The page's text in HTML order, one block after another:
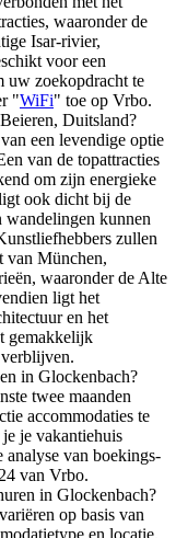
waaronder de
Isar-rivier,
voor een
uw zoekopdracht te
"WiFi" toe op Vrbo.
Duitsland?
een levendige optie
van de topattracties
om zijn energieke
ook dicht bij de
wandelingen kunnen
zullen
van München,
waaronder de Alte
ligt het
en het
gemakkelijk
in Glockenbach?
twee maanden
accommodaties te
je vakantiehuis
analyse van boekings-
van Vrbo.
in Glockenbach?
op basis van
en locatie.